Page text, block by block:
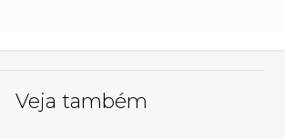
Veja também